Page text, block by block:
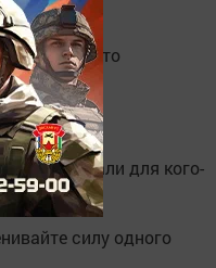
часто
вы сделали для кого-
силу одного